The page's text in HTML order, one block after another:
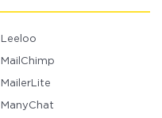
Leeloo
MailChimp
MailerLite
ManyChat